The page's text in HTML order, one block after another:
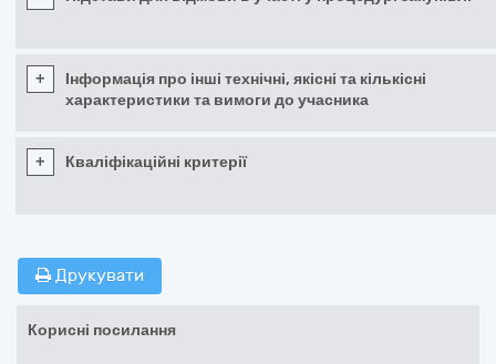
+
Інформація про інші технічні, якісні та кількісні
характеристики та вимоги до учасника
+ Кваліфікаційні критерії
Друкувати
Корисні посилання